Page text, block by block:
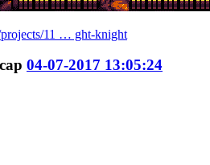
11 … ght-knight
04-07-2017 13:05:24